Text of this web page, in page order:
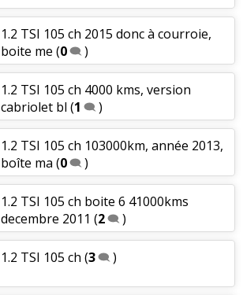
1.2 TSI 105 ch 2015 donc à courroie,
boite me (0 )
1.2 TSI 105 ch 4000 kms, version
cabriolet bl (1 )
1.2 TSI 105 ch 103000km, année 2013,
boîte ma (0 )
1.2 TSI 105 ch boite 6 41000kms
decembre 2011 (2 )
1.2 TSI 105 ch (3 )